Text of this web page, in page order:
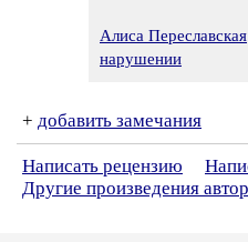
Алиса Переславская
нарушении
+ добавить замечания
Написать рецензию
Другие произведения